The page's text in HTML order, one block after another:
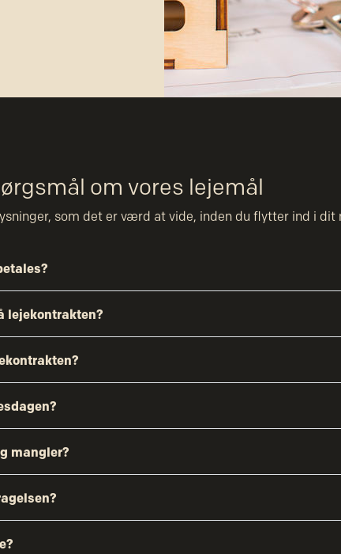
om vores lejemål
som det er værd at vide, inden du flytter ind i dit
lejekontrakten?
mangler?